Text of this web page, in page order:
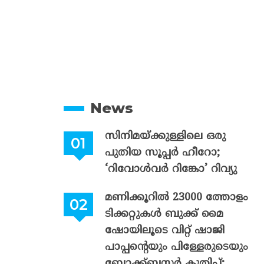
News
സിനിമയ്ക്കുള്ളിലെ ഒരു
പുതിയ സൂപ്പർ ഹീറോ;
‘റിവോൾവർ റിങ്കോ’ റിവ്യു
മണിക്കൂറിൽ 23000 ത്തോളം
ടിക്കറ്റുകൾ ബുക്ക് മൈ
ഷോയിലൂടെ വിറ്റ് ഷാജി
പാപ്പന്റെയും പിള്ളേരുടെയും